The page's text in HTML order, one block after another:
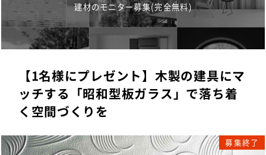
建材のモニター募集(完全無料)
【1名様にプレゼント】木製の建具にマ
ッチする「昭和型板ガラス」で落ち着
く空間づくりを
募集終了